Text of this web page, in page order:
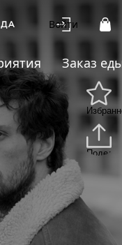
Войти
Заказ